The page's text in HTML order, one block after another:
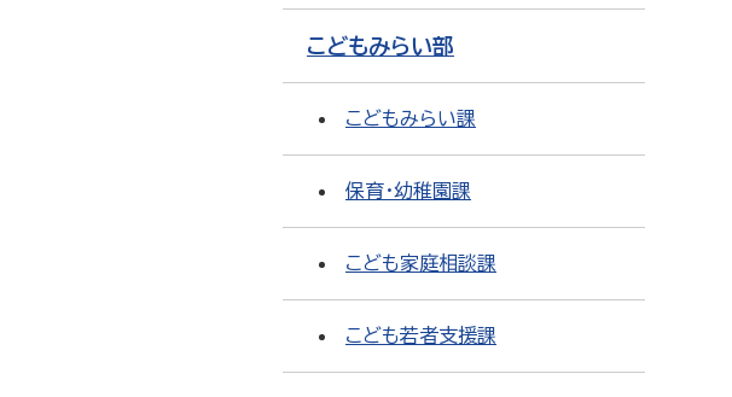
こどもみらい部
こどもみらい課
保育・幼稚園課
こども家庭相談課
こども若者支援課